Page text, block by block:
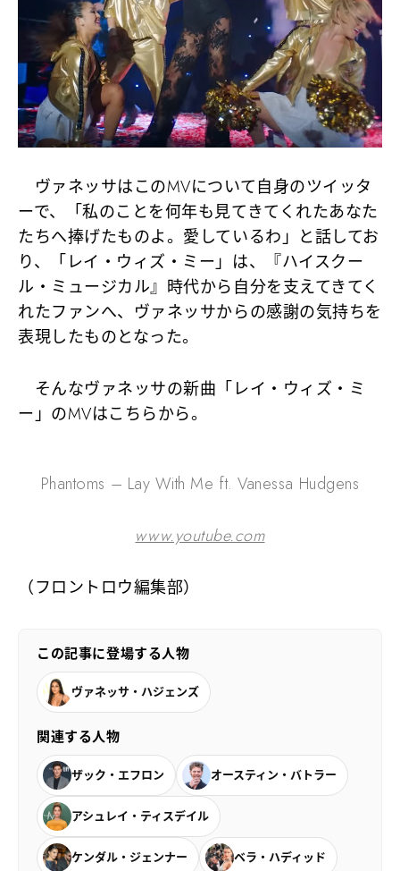
ヴァネッサはこのMVについて自身のツイッタ
ーで、「私のことを何年も見てきてくれたあなた
たちへ捧げたものよ。愛しているわ」と話してお
り、「レイ・ウィズ・ミー」は、『ハイスクー
ル・ミュージカル』時代から自分を支えてきてく
れたファンへ、ヴァネッサからの感謝の気持ちを
表現したものとなった。
そんなヴァネッサの新曲「レイ・ウィズ・ミ
ー」のMVはこちらから。
Phantoms – Lay With Me ft. Vanessa Hudgens
www.youtube.com
（フロントロウ編集部）
この記事に登場する人物
ヴァネッサ・ハジェンズ
関連する人物
ザック・エフロン オースティン・バトラー
アシュレイ・ティスデイル
ケンダル・ジェンナー ベラ・ハディッド